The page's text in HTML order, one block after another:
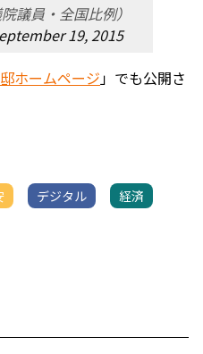
議員・全国比例）
19, 2015
ホームページ」でも公開さ
デジタル 経済